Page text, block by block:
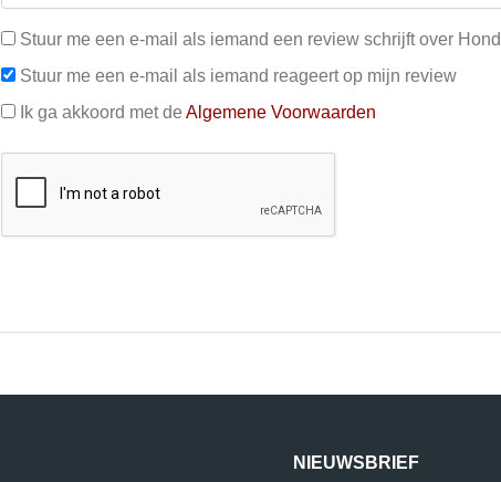
Stuur me een e-mail als iemand een review schrijft over
Stuur me een e-mail als iemand reageert op mijn review
Ik ga akkoord met de Algemene Voorwaarden
NIEUWSBRIEF